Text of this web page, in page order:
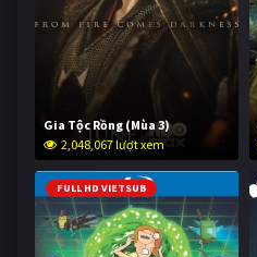
Gia Tộc Rồng (Mùa 3)
2,048,067 lượt xem
FULL HD VIETSUB